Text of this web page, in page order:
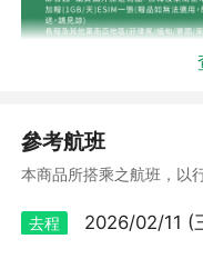
野、有日本傳統風情、
夷、邁阿密、巴哈馬一起
【波上宮】
參考航班
本商品所搭乘之航班，以
去程
2026/02/11 (